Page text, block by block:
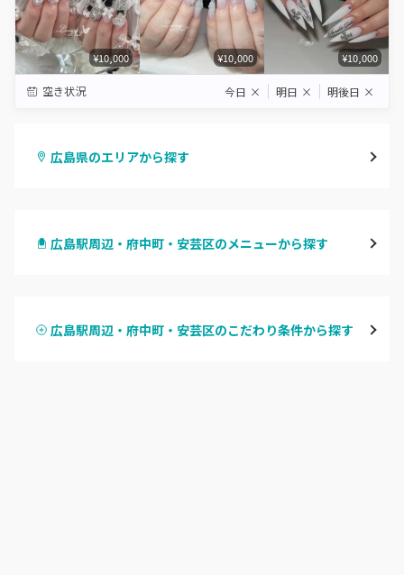
¥10,000 ¥10,000 ¥10,000
空き状況 今日 × 明日 × 明後日 ×
広島県のエリアから探す
段原・皆実町・宇品
広島駅周辺・府中町・安芸区のメニューから探す
ハンドスカルプ
広島駅周辺・府中町・安芸区のこだわり条件から探す